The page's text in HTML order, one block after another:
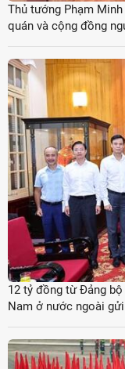
Thủ tướng Phạm
quán và cộng đồng
12 tỷ đồng từ Đảng
Nam ở nước ngoài